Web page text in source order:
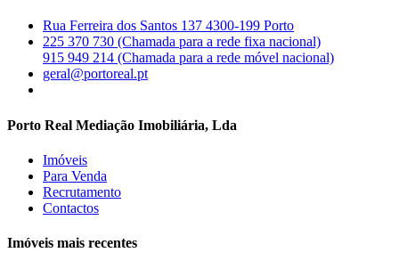
Rua Ferreira dos Santos 137 4300-199 Porto
225 370 730 (Chamada para a rede fixa nacional)
915 949 214 (Chamada para a rede móvel nacional)
geral@portoreal.pt
Porto Real Mediação Imobiliária, Lda
Imóveis
Para Venda
Recrutamento
Contactos
Imóveis mais recentes